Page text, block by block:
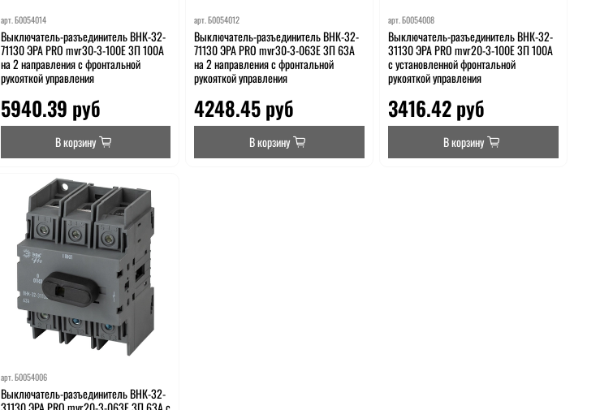
арт. Б0054014
Выключатель-разъединитель ВНК-32-
71130 ЭРА PRO mvr30-3-100E 3П 100А
на 2 направления с фронтальной
рукояткой управления
5940.39 руб
В корзину
арт.Б0054012
Выключатель-разъединитель ВНК-32-
71130 ЭРА PRO mvr30-3-063E 3П 63А
на 2 направления с фронтальной
рукояткой управления
4248.45 руб
В корзину
арт.Б0054008
Выключатель-разъединитель ВНК-32-
31130 ЭРА PRO mvr20-3-100E 3П 100А
с установленной фронтальной
рукояткой управления
3416.42 руб
В корзину
арт. Б0054006
Выключатель-разъединитель ВНК-32-